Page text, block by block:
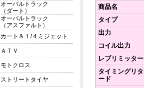
オーバルトラック
（ダート）
オーバルトラック
（アスファルト）
カート＆１/４ミジェット
ＡＴＶ
モトクロス
ストリートタイヤ
商品名
タイプ
出力
コイル出力
レブリミッター
タイミングリタ
ード